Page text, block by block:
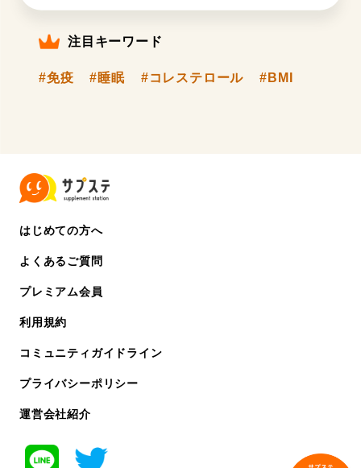
注目キーワード
#免疫 #睡眠 #コレステロール #BMI
はじめての方へ
よくあるご質問
プレミアム会員
利用規約
コミュニティガイドライン
プライバシーポリシー
運営会社紹介